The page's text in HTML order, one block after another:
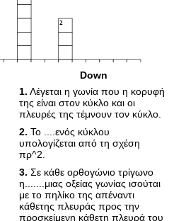
2
6
Down
1. Λέγεται η γωνία που η κορυφή
της είναι στον κύκλο και οι
πλευρές της τέμνουν τον κύκλο.
2. Το ....ενός κύκλου
υπολογίζεται από τη σχέση
πρ^2.
3. Σε κάθε ορθογώνιο τρίγωνο
η.......μιας οξείας γωνίας ισούται
με το πηλίκο της απέναντι
κάθετης πλευράς προς την
προσκείμενη κάθετη πλευρά του